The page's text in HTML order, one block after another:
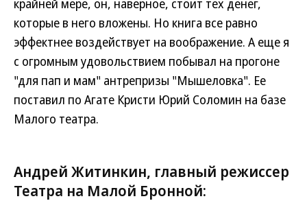
крайней мере, он, наверное, стоит тех денег,
которые в него вложены. Но книга все равно
эффектнее воздействует на воображение. А еще я
с огромным удовольствием побывал на прогоне
"для пап и мам" антрепризы "Мышеловка". Ее
поставил по Агате Кристи Юрий Соломин на базе
Малого театра.
Андрей Житинкин, главный режиссер
Театра на Малой Бронной: